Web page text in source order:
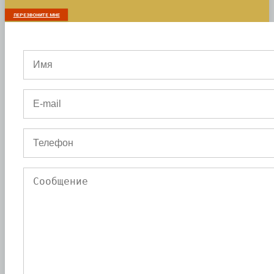
ПЕРЕЗВОНИТЕ МНЕ